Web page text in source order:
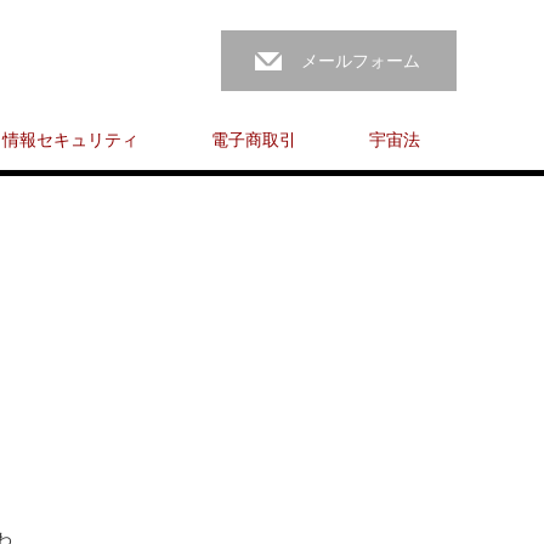
メールフォーム
情報セキュリティ 電子商取引 宇宙法